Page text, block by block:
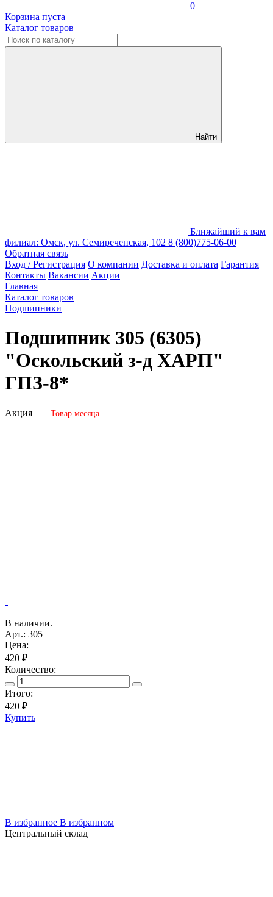
0
Корзина пуста
Каталог товаров
Найти
Ближайший к вам
филиал: Омск, ул. Семиреченская, 102 8 (800)775-06-00
Обратная связь
Вход / Регистрация О компании Доставка и оплата Гарантия
Контакты Вакансии Акции
Главная
Каталог товаров
Подшипники
Подшипник 305 (6305)
"Оскольский з-д ХАРП"
ГПЗ-8*
Акция Товар месяца
В наличии.
Арт.: 305
Цена:
420 ₽
Количество:
Итого:
420 ₽
Купить
В избранное В избранном
Центральный склад